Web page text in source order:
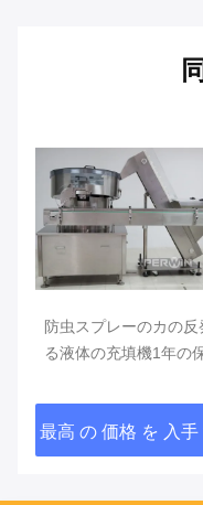
防虫スプレーのカの反
る液体の充填機1年の
最高 の 価格 を 入手